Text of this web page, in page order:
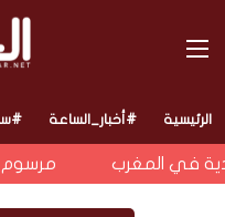
القائمة
الرئيسية #أخبار_الساعة
في المغرب مرسوم